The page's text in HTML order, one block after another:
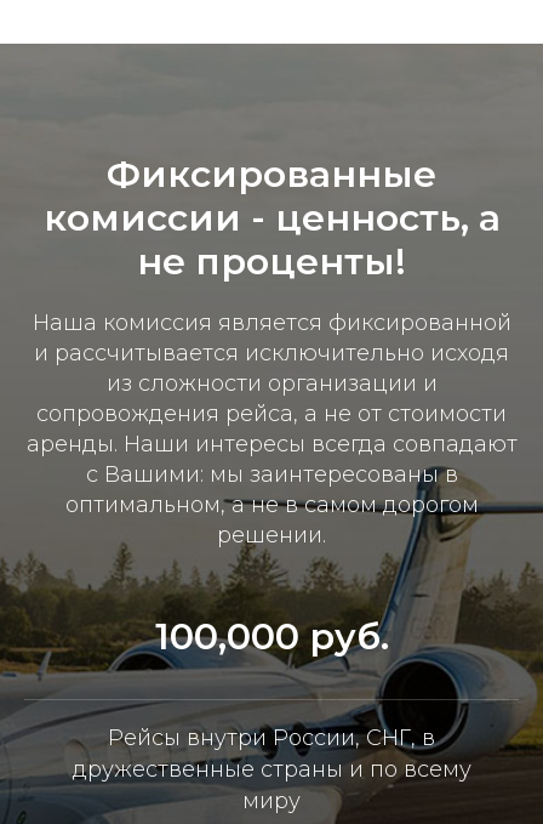
Фиксированные
комиссии - ценность, а
не проценты!
Наша комиссия является фиксированной
и рассчитывается исключительно исходя
из сложности организации и
сопровождения рейса, а не от стоимости
аренды. Наши интересы всегда совпадают
с Вашими: мы заинтересованы в
оптимальном, а не в самом дорогом
решении.
100,000 руб.
Рейсы внутри России, СНГ, в
дружественные страны и по всему
миру